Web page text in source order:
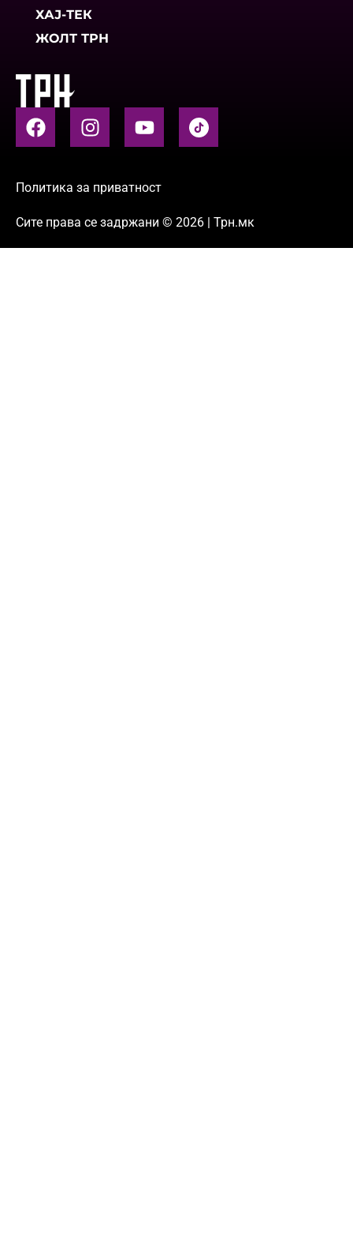
ХАЈ-ТЕК
ЖОЛТ ТРН
Политика за приватност
Сите права се задржани © 2026 | Трн.мк